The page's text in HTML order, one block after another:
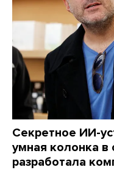
Секретное ИИ-
умная колонка
разработала